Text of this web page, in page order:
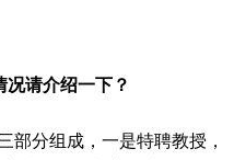
请介绍一下？
部分组成，一是特聘教授，